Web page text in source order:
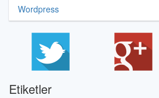
Wordpress
Etiketler